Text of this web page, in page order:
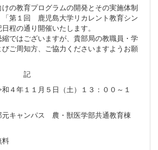
の教育プログラムの開発とその実施体制
「第１回 鹿児島大学リカレント教育シン
程の通り開催いたします。
ではございますが、貴部局の教職員・学
ご周知方、ご協力くださいますようお願
年１１月５日（土）１３：００～１
キャンパス 農・獣医学部共通教育棟